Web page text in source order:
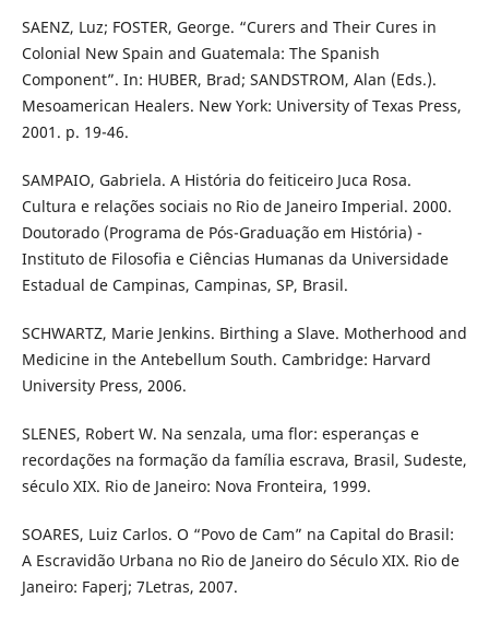
SAENZ, Luz; FOSTER, George. “Curers and Their Cures in
Colonial New Spain and Guatemala: The Spanish
Component”. In: HUBER, Brad; SANDSTROM, Alan (Eds.).
Mesoamerican Healers. New York: University of Texas Press,
2001. p. 19-46.
SAMPAIO, Gabriela. A História do feiticeiro Juca Rosa.
Cultura e relações sociais no Rio de Janeiro Imperial. 2000.
Doutorado (Programa de Pós-Graduação em História) -
Instituto de Filosofia e Ciências Humanas da Universidade
Estadual de Campinas, Campinas, SP, Brasil.
SCHWARTZ, Marie Jenkins. Birthing a Slave. Motherhood and
Medicine in the Antebellum South. Cambridge: Harvard
University Press, 2006.
SLENES, Robert W. Na senzala, uma flor: esperanças e
recordações na formação da família escrava, Brasil, Sudeste,
século XIX. Rio de Janeiro: Nova Fronteira, 1999.
SOARES, Luiz Carlos. O “Povo de Cam” na Capital do Brasil:
A Escravidão Urbana no Rio de Janeiro do Século XIX. Rio de
Janeiro: Faperj; 7Letras, 2007.